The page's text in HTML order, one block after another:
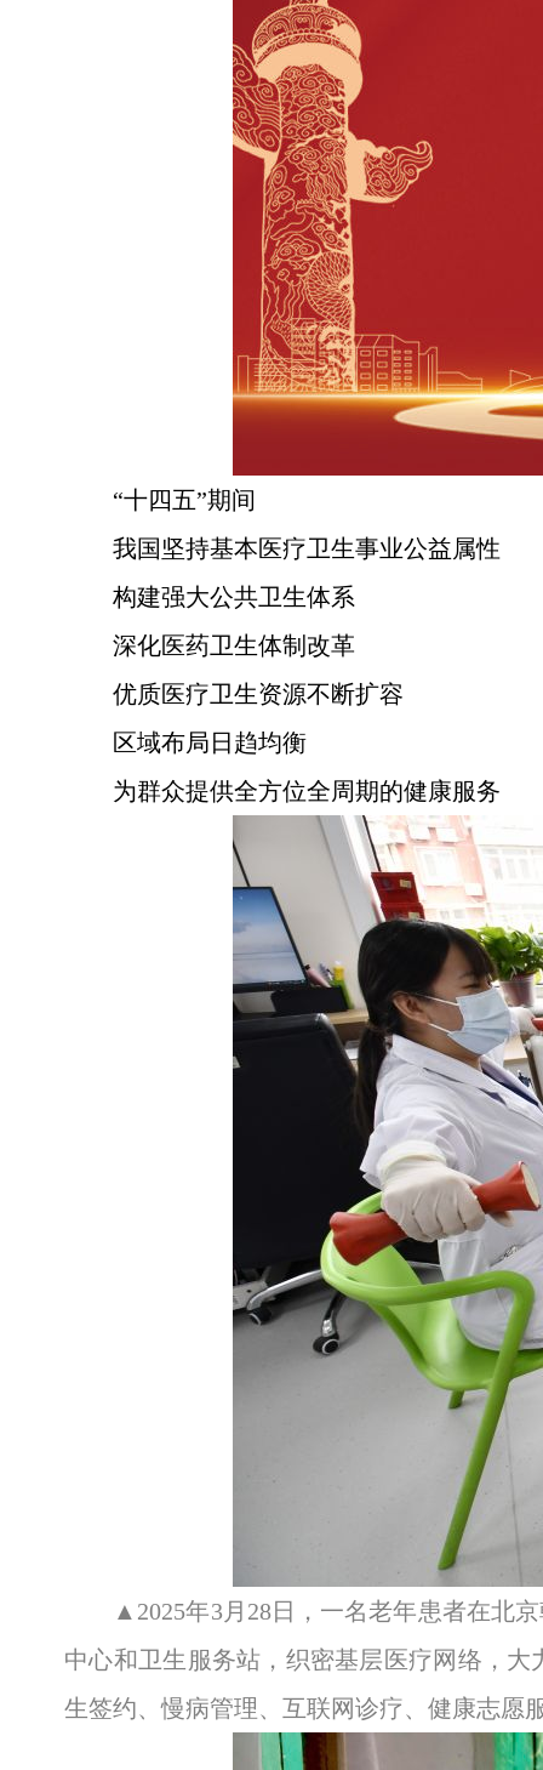
“十四五”期间
我国坚持基本医疗卫生事业公益属性
构建强大公共卫生体系
深化医药卫生体制改革
优质医疗卫生资源不断扩容
区域布局日趋均衡
为群众提供全方位全周期的健康服务
▲2025年3月28日，一名老年患者在北
中心和卫生服务站，织密基层医疗网络，
生签约、慢病管理、互联网诊疗、健康志愿